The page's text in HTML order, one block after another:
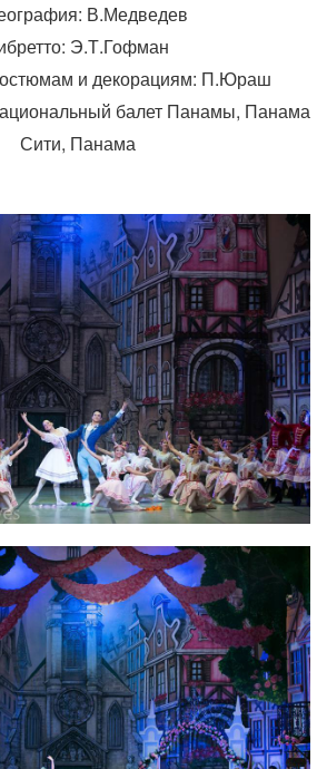
В.Медведев
Э.Т.Гофман
и декорациям: П.Юраш
балет Панамы, Панама
Сити, Панама